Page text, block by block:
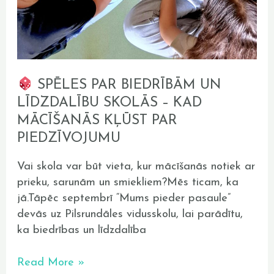
SPĒLES PAR BIEDRĪBĀM UN
LĪDZDALĪBU SKOLĀS – KAD
MĀCĪŠANĀS KĻŪST PAR
PIEDZĪVOJUMU
Vai skola var būt vieta, kur mācīšanās notiek ar
prieku, sarunām un smiekliem?Mēs ticam, ka
jā.Tāpēc septembrī “Mums pieder pasaule”
devās uz Pilsrundāles vidusskolu, lai parādītu,
ka biedrības un līdzdalība
Read More »